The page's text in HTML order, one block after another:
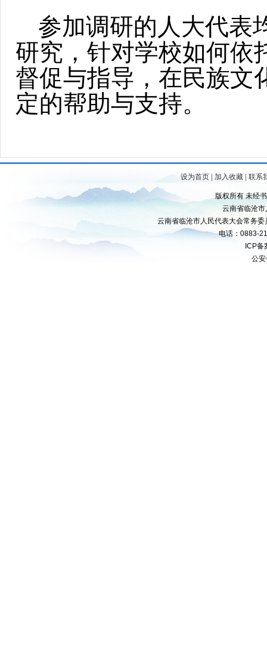
参加调研的人大代表
研究，针对学校如何依
督促与指导，在民族文
定的帮助与支持。
设为首页 加入收藏 联系
版权所有 未经
云南省临沧
云南省临沧市人民代表大会常务
电话：0883-
ICP备
公